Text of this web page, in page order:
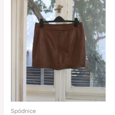
Spódnice